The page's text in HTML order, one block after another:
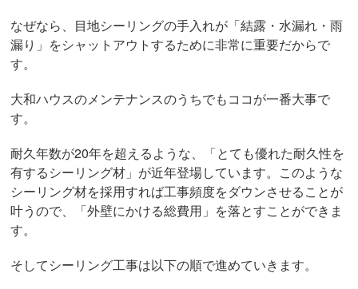
なぜなら、目地シーリングの手入れが「結露・水漏れ・雨
漏り」をシャットアウトするために非常に重要だからで
す。
大和ハウスのメンテナンスのうちでもココが一番大事で
す。
耐久年数が20年を超えるような、「とても優れた耐久性を
有するシーリング材」が近年登場しています。このような
シーリング材を採用すれば工事頻度をダウンさせることが
叶うので、「外壁にかける総費用」を落とすことができま
す。
そしてシーリング工事は以下の順で進めていきます。